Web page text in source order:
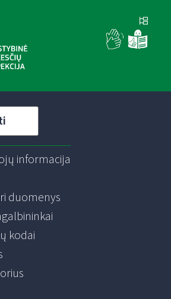
informacija
duomenys
kodai